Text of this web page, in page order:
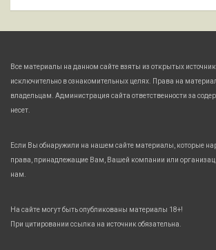
Все материалы на данном сайте взяты из открытых
исключительно в ознакомительных целях. Права на
владельцам. Администрация сайта ответственности за
несет.
Если Вы обнаружили на нашем сайте материалы, которые
права, принадлежащие Вам, Вашей компании или
нам.
На сайте могут быть опубликованы материалы 18+!
При цитировании ссылка на источник обязательна.